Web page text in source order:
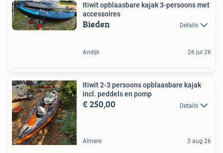
Itiwit opblaasbare kajak 3-persoons met
accessoires
Bieden Details
Andijk 26 jul 26
Itiwit 2-3 persoons opblaasbare kajak
incl. peddels en pomp
€ 250,00 Details
Almere 3 aug 26